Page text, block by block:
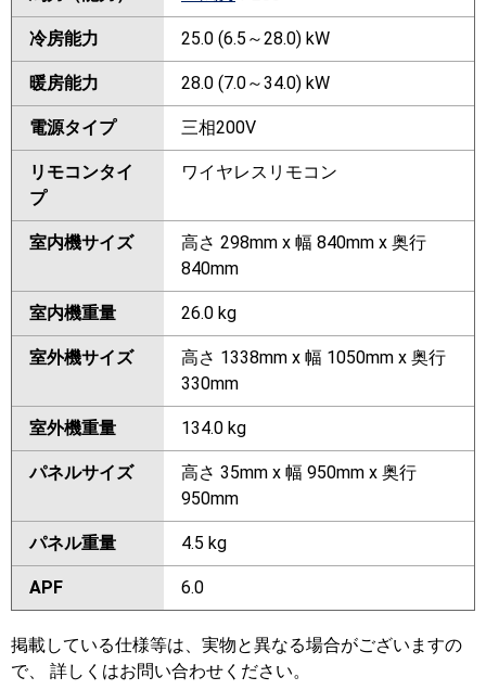
冷房能力 25.0 (6.5～28.0) kW
暖房能力 28.0 (7.0～34.0) kW
電源タイプ 三相200V
リモコンタイ
プ
ワイヤレスリモコン
室内機サイズ
高さ 298mm x 幅 840mm x 奥行
840mm
室内機重量 26.0 kg
室外機サイズ
高さ 1338mm x 幅 1050mm x 奥行
330mm
室外機重量 134.0 kg
パネルサイズ
高さ 35mm x 幅 950mm x 奥行
950mm
パネル重量 4.5 kg
APF 6.0
掲載している仕様等は、実物と異なる場合がございますの
で、 詳しくはお問い合わせください。